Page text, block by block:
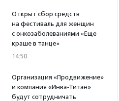
Открыт сбор средств
на фестиваль для женщин
с онкозаболеваниями «Еще
краше в танце»
14:50
Организация «Продвижение»
и компания «Инва-Титан»
будут сотрудничать